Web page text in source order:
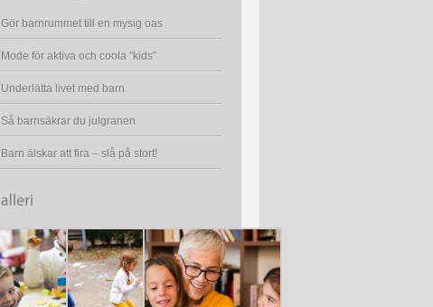
Gör barnrummet till en mysig oas
Mode för aktiva och coola ”kids”
Underlätta livet med barn
Så barnsäkrar du julgranen
Barn älskar att fira – slå på stort!